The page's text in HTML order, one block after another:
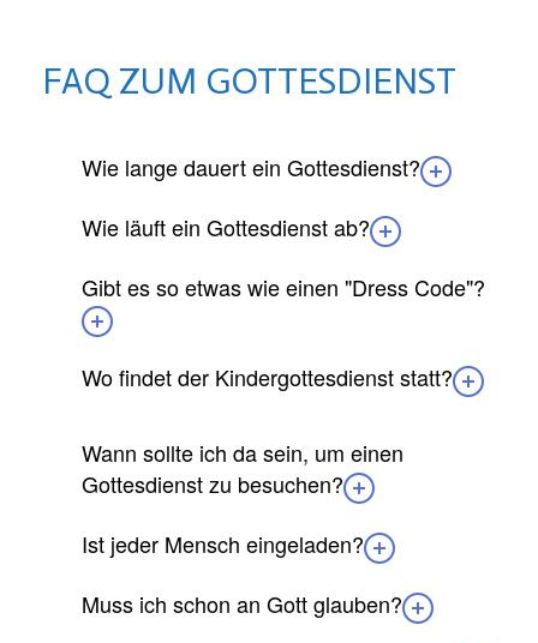
FAQ ZUM GOTTESDIENST
Wie lange dauert ein Gottesdienst?
Wie läuft ein Gottesdienst ab?
Gibt es so etwas wie einen "Dress Code"?
Wo findet der Kindergottesdienst statt?
Wann sollte ich da sein, um einen
Gottesdienst zu besuchen?
Ist jeder Mensch eingeladen?
Muss ich schon an Gott glauben?